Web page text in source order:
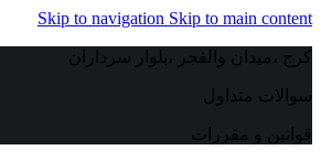
Skip to navigation Skip to main content
کرج ،میدان والفجر ،بلوار سرداران
سوالات متداول
قوانین و مقررات